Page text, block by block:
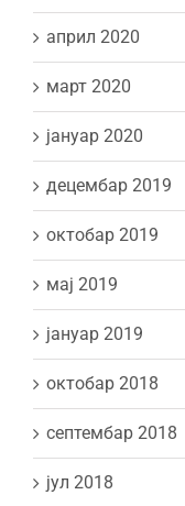
април 2020
март 2020
јануар 2020
децембар 2019
октобар 2019
мај 2019
јануар 2019
октобар 2018
септембар 2018
јул 2018